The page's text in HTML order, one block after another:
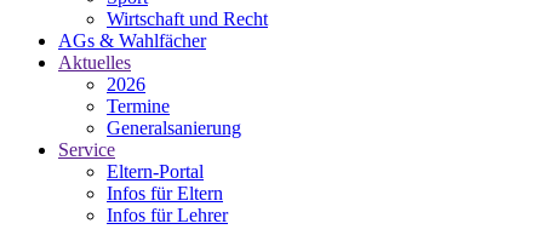
Wirtschaft und Recht
AGs & Wahlfächer
Aktuelles
2026
Termine
Generalsanierung
Service
Eltern-Portal
Infos für Eltern
Infos für Lehrer